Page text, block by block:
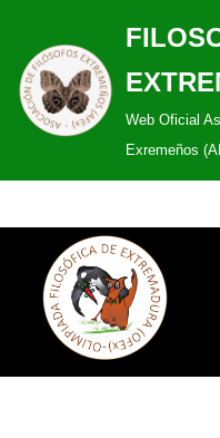
Saltar
al
contenido
Web Oficial
Exremeños